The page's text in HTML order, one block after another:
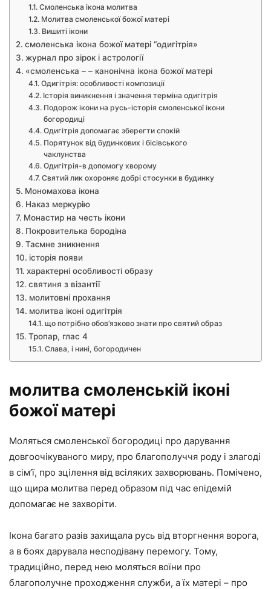
Смоленська ікона молитва
Молитва смоленської божої матері
Вишиті ікони
смоленська ікона божої матері “одигітрія»
журнал про зірок і астрології
«смоленська – – канонічна ікона божої матері
Одигітрія: особливості композиції
Історія виникнення і значення терміна одигітрія
Подорож ікони на русь-історія смоленської ікони
богородиці
Одигітрія допомагає зберегти спокій
Порятунок від будинкових і бісівського
чаклунства
Одигітрія-в допомогу хворому
Святий лик охороняє добрі стосунки в будинку
Мономахова ікона
Наказ меркурію
Монастир на честь ікони
Покровителька бородіна
Таємне зникнення
історія появи
характерні особливості образу
святиня з візантії
молитовні прохання
молитва іконі одигітрія
що потрібно обов’язково знати про святий образ
Тропар, глас 4
Слава, і нині, богородичен
молитва смоленській іконі
божої матері
Моляться смоленської богородиці про дарування
довгоочікуваного миру, про благополуччя роду і злагоді
в сім’ї, про зцілення від всіляких захворювань. Помічено,
що щира молитва перед образом під час епідемій
допомагає не захворіти.
Ікона багато разів захищала русь від вторгнення ворога,
а в боях дарувала несподівану перемогу. Тому,
традиційно, перед нею моляться воїни про
благополучне проходження служби, а їх матері – про